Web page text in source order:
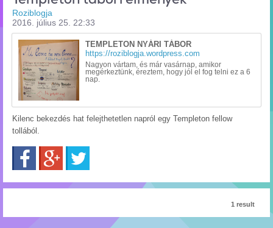
Roziblogja
2016. július 25. 22:33
TEMPLETON NYÁRI TÁBOR
https://roziblogja.wordpress.com
Nagyon vártam, és már vasárnap, amikor
megérkeztünk, éreztem, hogy jól el fog telni ez a 6
nap.
Kilenc bekezdés hat felejthetetlen napról egy Templeton fellow
tollából.
FacebookGoogle+
1 result